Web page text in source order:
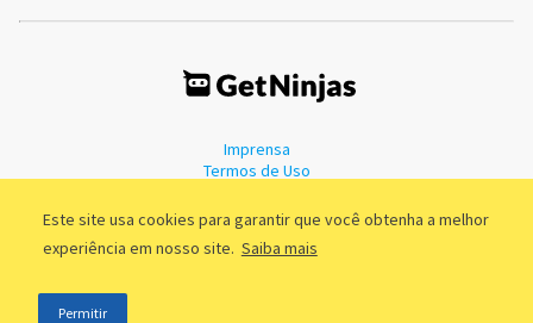
Este site usa cookies para garantir que você obtenha a melhor
experiência em nosso site. Saiba mais
Permitir
Imprensa
Termos de Uso
©2011 - 2026, GetNinjas LTDA. CNPJ 55.744.877/0001-89 - Rua Dr.
Fernandes Coelho, 85 - 3º andar - São Paulo/SP - Brasil